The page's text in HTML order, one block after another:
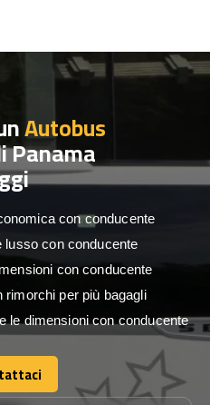
Autobus
Panama
con conducente
lusso con conducente
con conducente
rimorchi per più bagagli
le dimensioni con conducente